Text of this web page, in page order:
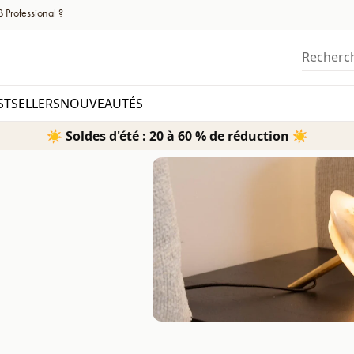
Professional ?
NOUVEAUTÉS
☀️ Soldes d'été : 20 à 60 % de réduction ☀️